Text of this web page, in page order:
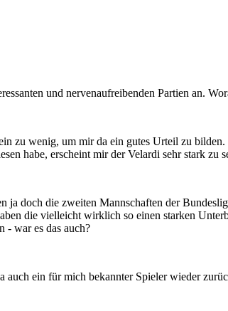
und nervenaufreibenden Partien an.
zu wenig, um mir da ein gutes Urteil zu
habe, erscheint mir der Velardi sehr stark zu
ja doch die zweiten Mannschaften der
die vielleicht wirklich so einen starken
- war es das auch?
ein für mich bekannter Spieler wieder